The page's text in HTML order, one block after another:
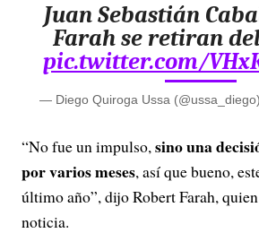
Juan Sebastián
Farah se retiran
pic.twitter.com/
— Diego Quiroga Ussa (@ussa_diego)
“No fue un impulso,sino una
por varios meses, así que bueno,
último año”, dijo Robert Farah,
noticia.